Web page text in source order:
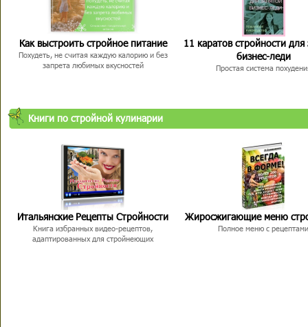
Как выстроить стройное питание
Похудеть, не считая каждую калорию и без
запрета любимых вкусностей
11 каратов стройности для
бизнес-леди
Простая система
Книги по стройной кулинарии
Итальянские Рецепты Стройности
Книга избранных видео-рецептов,
адаптированных для стройнеющих
Жиросжигающие меню
Полное меню с рецептами